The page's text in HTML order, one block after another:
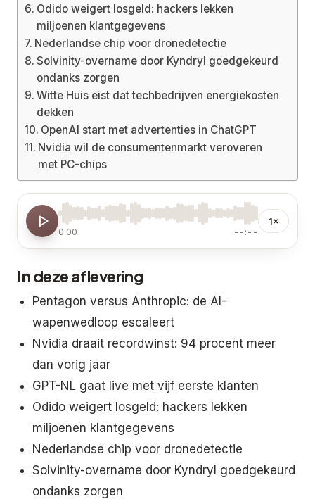
Odido weigert losgeld: hackers lekken
miljoenen klantgegevens
Nederlandse chip voor dronedetectie
Solvinity-overname door Kyndryl goedgekeurd
ondanks zorgen
Witte Huis eist dat techbedrijven energiekosten
dekken
OpenAI start met advertenties in ChatGPT
Nvidia wil de consumentenmarkt veroveren
met PC-chips
0:00 --:--
1×
In deze aflevering
Pentagon versus Anthropic: de AI-
wapenwedloop escaleert
Nvidia draait recordwinst: 94 procent meer
dan vorig jaar
GPT-NL gaat live met vijf eerste klanten
Odido weigert losgeld: hackers lekken
miljoenen klantgegevens
Nederlandse chip voor dronedetectie
Solvinity-overname door Kyndryl goedgekeurd
ondanks zorgen